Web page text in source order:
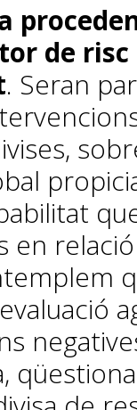
de
. Seran
en